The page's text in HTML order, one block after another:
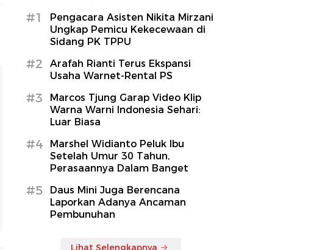
#1
Pengacara Asisten Nikita Mirzani
Ungkap Pemicu Kekecewaan di
Sidang PK TPPU
#2
Arafah Rianti Terus Ekspansi
Usaha Warnet-Rental PS
#3
Marcos Tjung Garap Video Klip
Warna Warni Indonesia Sehari:
Luar Biasa
#4
Marshel Widianto Peluk Ibu
Setelah Umur 30 Tahun,
Perasaannya Dalam Banget
#5
Daus Mini Juga Berencana
Laporkan Adanya Ancaman
Pembunuhan
Lihat Selengkapnya